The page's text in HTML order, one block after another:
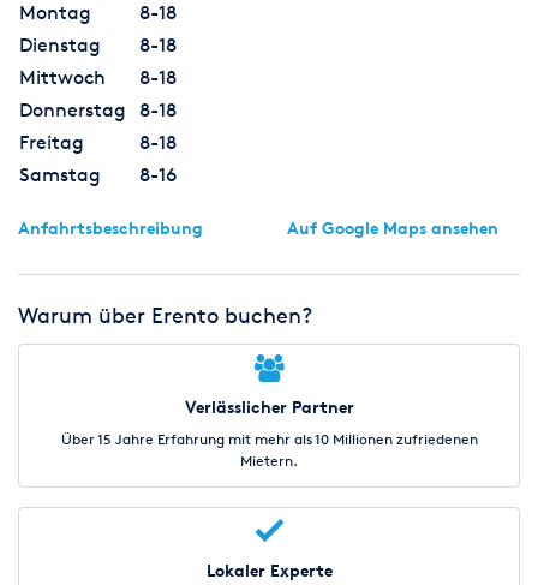
Montag
8-18
Dienstag
8-18
Mittwoch
8-18
Donnerstag
8-18
Freitag
8-18
Samstag
8-16
Anfahrtsbeschreibung Auf Google Maps ansehen
Warum über Erento buchen?
Verlässlicher Partner
Über 15 Jahre Erfahrung mit mehr als 10 Millionen zufriedenen
Mietern.
Lokaler Experte